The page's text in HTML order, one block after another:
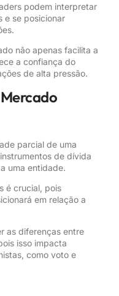
podem interpretar
e se posicionar
não apenas facilita a
a confiança do
de alta pressão.
parcial de uma
de dívida
uma entidade.
é crucial, pois
em relação a
as diferenças entre
isso impacta
como voto e